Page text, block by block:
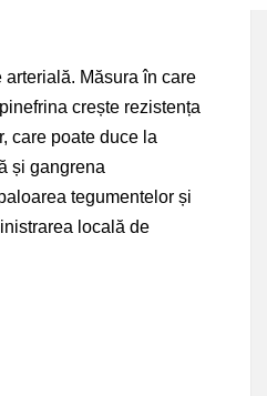
Măsura în care
crește rezistența
care poate duce la
și gangrena
tegumentelor și
locală de